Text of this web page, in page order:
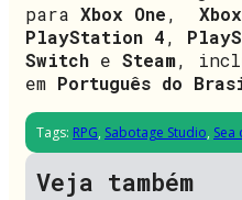
para Xbox One,
PlayStation 4,
Switch e Steam,
em Português do
Tags: RPG, Sabotage Studio, Sea
Veja também